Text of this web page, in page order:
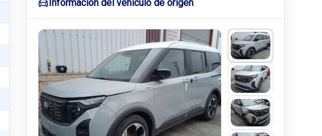
Información del vehículo de origen